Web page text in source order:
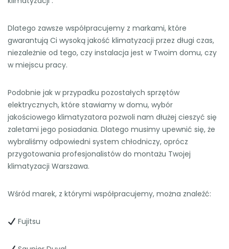
Dlatego zawsze współpracujemy z markami, które
gwarantują Ci wysoką jakość klimatyzacji przez długi czas,
niezależnie od tego, czy instalacja jest w Twoim domu, czy
w miejscu pracy.
Podobnie jak w przypadku pozostałych sprzętów
elektrycznych, które stawiamy w domu, wybór
jakościowego klimatyzatora pozwoli nam dłużej cieszyć się
zaletami jego posiadania. Dlatego musimy upewnić się, że
wybraliśmy odpowiedni system chłodniczy, oprócz
przygotowania profesjonalistów do montażu Twojej
klimatyzacji Warszawa.
Wśród marek, z którymi współpracujemy, można znaleźć:
Fujitsu